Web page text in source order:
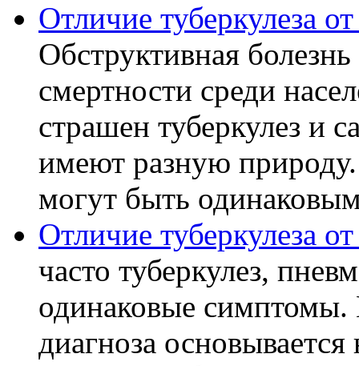
Отличие туберкулеза
Обструктивная
смертности среди
страшен туберкулез и
имеют разную
могут быть
Отличие туберкулеза
часто туберкулез,
одинаковые симптомы.
диагноза